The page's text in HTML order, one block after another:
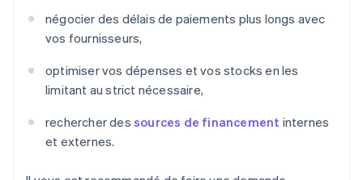
négocier des délais de paiements plus longs avec
vos fournisseurs,
optimiser vos dépenses et vos stocks en les
limitant au strict nécessaire,
rechercher des sources de financement internes
et externes.